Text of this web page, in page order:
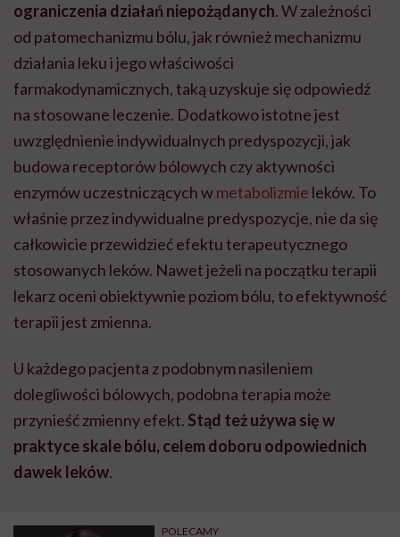
ograniczenia działań niepożądanych. W zależności
od patomechanizmu bólu, jak również mechanizmu
działania leku i jego właściwości
farmakodynamicznych, taką uzyskuje się odpowiedź
na stosowane leczenie. Dodatkowo istotne jest
uwzględnienie indywidualnych predyspozycji, jak
budowa receptorów bólowych czy aktywności
enzymów uczestniczących wmetabolizmie leków. To
właśnie przez indywidualne predyspozycje, nie da się
całkowicie przewidzieć efektu terapeutycznego
stosowanych leków. Nawet jeżeli na początku terapii
lekarz oceni obiektywnie poziom bólu, to efektywność
terapii jest zmienna.
U każdego pacjenta z podobnym nasileniem
dolegliwości bólowych, podobna terapia może
przynieść zmienny efekt. Stąd też używa się w
praktyce skale bólu, celem doboru odpowiednich
dawek leków.
POLECAMY